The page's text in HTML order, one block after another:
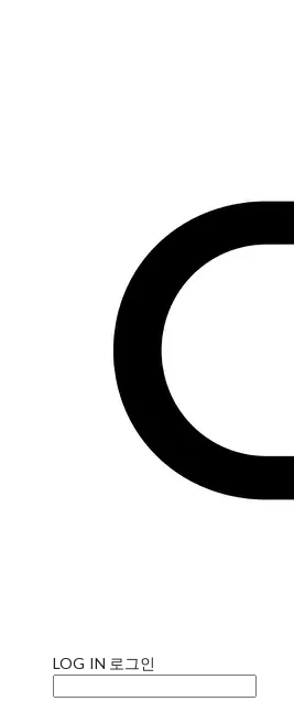
LOG IN 로그인